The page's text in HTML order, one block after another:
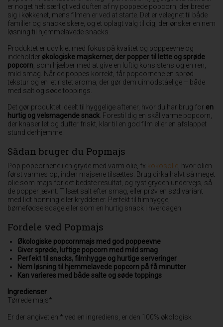
er noget helt særligt ved duften af ny poppede popcorn, der breder
sig i køkkenet, mens filmen er ved at starte. Det er velegnet til både
familier og snackelskere, og et oplagt valg til dig, der ønsker en nem
løsning til hjemmelavede snacks.
Produktet er udviklet med fokus på kvalitet og poppeevne og
indeholder økologiske majskerner, der popper til lette og sprøde
popcorn , som hjælper med at give en luftig konsistens og en ren,
mild smag. Når de poppes korrekt, får popcornene en sprød
tekstur og en let ristet aroma, der gør dem uimodståelige – både
med salt og søde toppings.
Det gør produktet ideelt til hyggelige aftener, hvor du har brug for en
hurtig og velsmagende snack . Forestil dig en skål varme popcorn,
der knaser let og dufter friskt, klar til en god film eller en afslappet
stund derhjemme.
Sådan bruger du Popmajs
Pop popcornene i en gryde med varm olie, fx kokosolie , hvor olien
først varmes op, inden majsene tilsættes. Brug cirka halvt så meget
olie som majs for det bedste resultat, og ryst gryden undervejs, så
de popper jævnt. Tilsæt salt efter smag, eller prøv en sød variant
med lidt honning eller krydderier. Perfekt til filmhygge,
børnefødselsdage eller som en hurtig snack i hverdagen.
Fordele ved Popmajs
Økologiske popcornmajs med god poppeevne
Giver sprøde, luftige popcorn med mild smag
Perfekt til snacks, filmhygge og hurtige serveringer
Nem løsning til hjemmelavede popcorn på få minutter
Kan varieres med både salte og søde toppings
Ingredienser
Tørrede majs*
Er der angivet en * ved en ingrediens, er den 100% økologisk